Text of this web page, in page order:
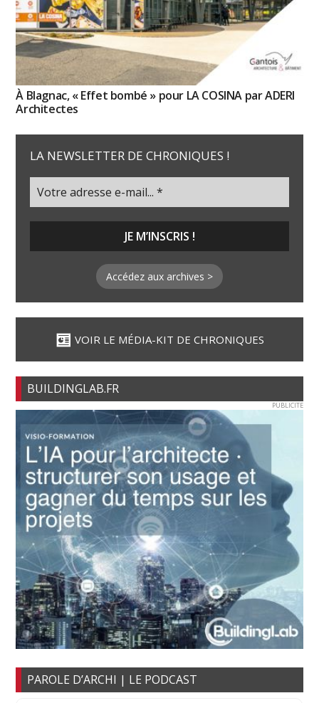
À Blagnac, « Effet bombé » pour LA COSINA par ADERI
Architectes
LA NEWSLETTER DE CHRONIQUES !
Accédez aux archives >
VOIR LE MÉDIA-KIT DE CHRONIQUES
BUILDINGLAB.FR
PUBLICITE
PAROLE D’ARCHI | LE PODCAST